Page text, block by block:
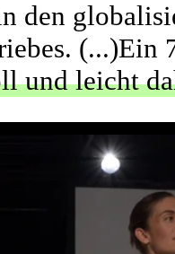
den
(...)Ein
und leicht